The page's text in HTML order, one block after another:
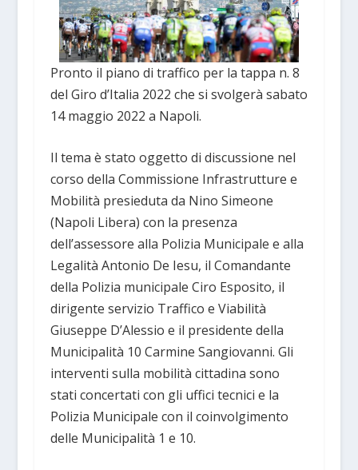
Pronto il piano di traffico per la tappa n. 8
del Giro d’Italia 2022 che si svolgerà sabato
14 maggio 2022 a Napoli.
Il tema è stato oggetto di discussione nel
corso della Commissione Infrastrutture e
Mobilità presieduta da Nino Simeone
(Napoli Libera) con la presenza
dell’assessore alla Polizia Municipale e alla
Legalità Antonio De Iesu, il Comandante
della Polizia municipale Ciro Esposito, il
dirigente servizio Traffico e Viabilità
Giuseppe D’Alessio e il presidente della
Municipalità 10 Carmine Sangiovanni. Gli
interventi sulla mobilità cittadina sono
stati concertati con gli uffici tecnici e la
Polizia Municipale con il coinvolgimento
delle Municipalità 1 e 10.